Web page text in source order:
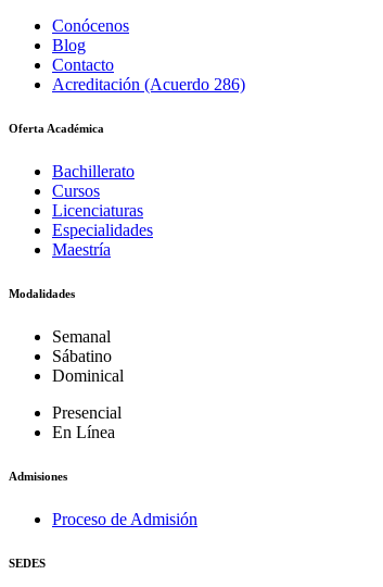
Conócenos
Blog
Contacto
Acreditación (Acuerdo 286)
Oferta Académica
Bachillerato
Cursos
Licenciaturas
Especialidades
Maestría
Modalidades
Semanal
Sábatino
Dominical
Presencial
En Línea
Admisiones
Proceso de Admisión
SEDES